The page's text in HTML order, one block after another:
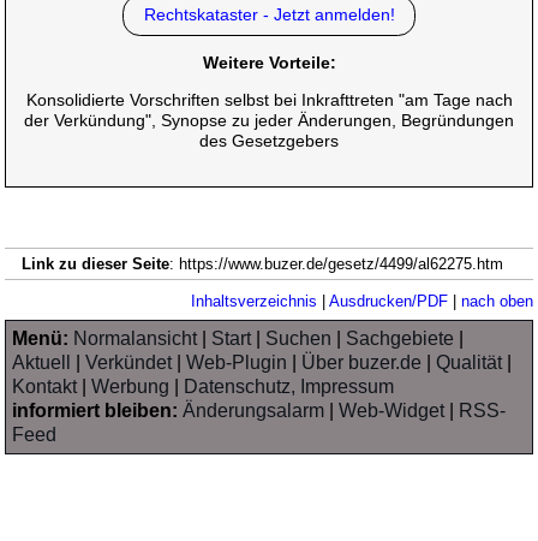
Rechtskataster - Jetzt anmelden!
Weitere Vorteile:
Konsolidierte Vorschriften selbst bei Inkrafttreten "am Tage nach
der Verkündung", Synopse zu jeder Änderungen, Begründungen
des Gesetzgebers
Link zu dieser Seite: https://www.buzer.de/gesetz/4499/al62275.htm
Inhaltsverzeichnis Ausdrucken/PDF| nach oben
Menü: Normalansicht| Start| Suchen Sachgebiete
Aktuell
|Verkündet|Web-Plugin Über buzer.de |Qualität|
Kontakt|Werbung
Datenschutz, Impressum
informiert bleiben: Änderungsalarm |Web-Widget|
RSS-
Feed